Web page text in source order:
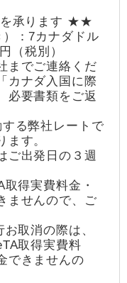
承ります ★★
：7カナダドル
（税別）
までご連絡くだ
カナダ入国に際
必要書類をご返
る弊社レートで
ます。
ご出発日の３週
得実費料金・
ませんので、ご
取消の際は、
取得実費料
できませんの